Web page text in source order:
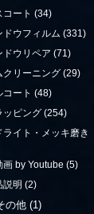
コート (34)
ドウフィルム (331)
ドウリペア (71)
クリーニング (29)
ート (48)
ッピング (254)
ライト・メッキ磨き
画 by Youtube (5)
説明 (2)
の他 (1)